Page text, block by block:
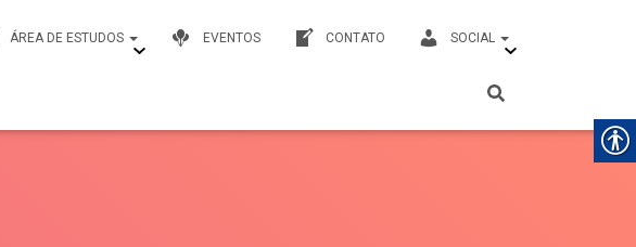
ÁREA DE ESTUDOS EVENTOS CONTATO SOCIAL